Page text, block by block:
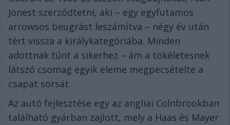
Jonest szerződtetni, aki – egy egyfutamos
arrowsos beugrást leszámítva – négy év után
tért vissza a királykategóriába. Minden
adottnak tűnt a sikerhez – ám a tökéletesnek
látszó csomag egyik eleme megpecsételte a
csapat sorsát.
Az autó fejlesztése egy az angliai Colnbrookban
található gyárban zajlott, mely a Haas és Mayer